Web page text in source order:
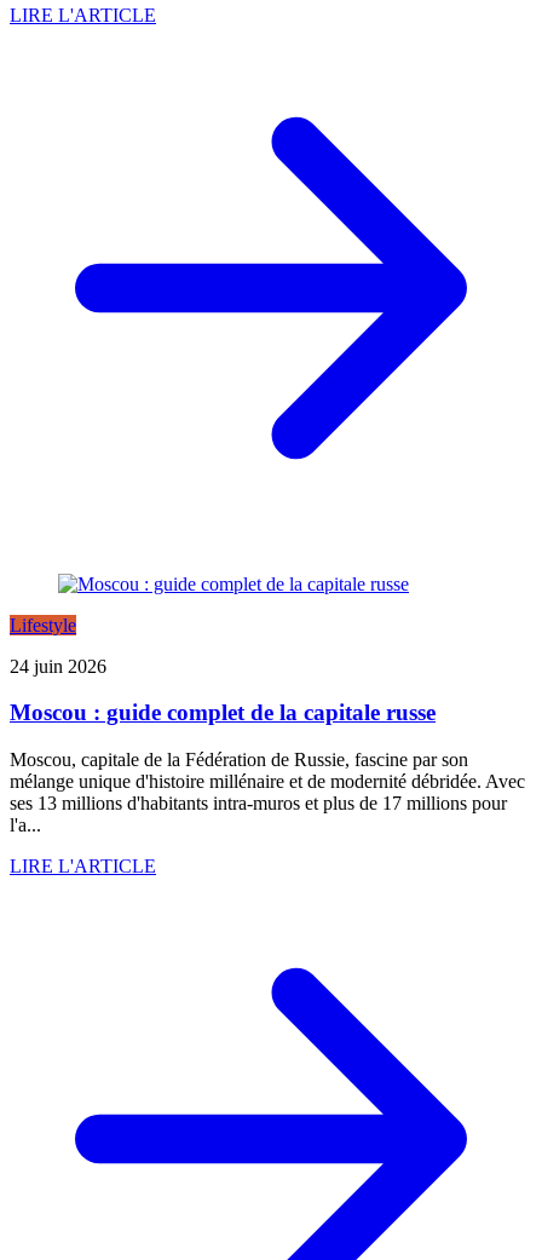
LIRE L'ARTICLE
Lifestyle
24 juin 2026
Moscou : guide complet de la capitale russe
Moscou, capitale de la Fédération de Russie, fascine par son
mélange unique d'histoire millénaire et de modernité débridée. Avec
ses 13 millions d'habitants intra-muros et plus de 17 millions pour
l'a...
LIRE L'ARTICLE